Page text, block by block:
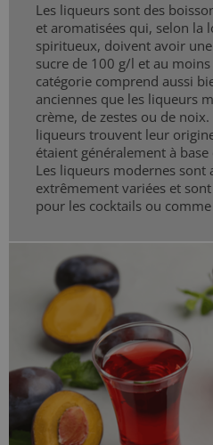
Les liqueurs sont des
et aromatisées qui, selon la
spiritueux, doivent avoir
sucre de 100 g/l et au
catégorie comprend aussi
anciennes que les liqueurs
crème, de zestes ou de
liqueurs trouvent leur
étaient généralement à
Les liqueurs modernes sont
extrêmement variées et
pour les cocktails ou